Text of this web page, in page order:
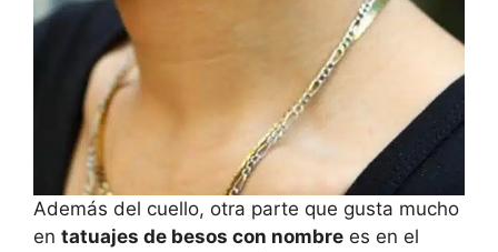
Además del cuello, otra parte que gusta mucho
en tatuajes de besos con nombre es en el